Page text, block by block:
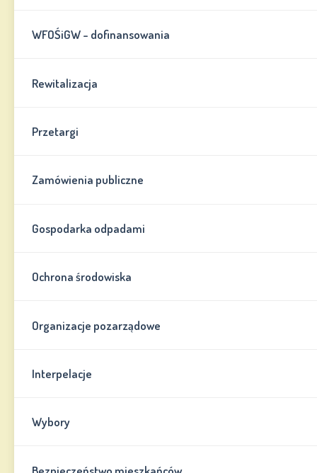
WFOŚiGW - dofinansowania
Rewitalizacja
Przetargi
Zamówienia publiczne
Gospodarka odpadami
Ochrona środowiska
Organizacje pozarządowe
Interpelacje
Wybory